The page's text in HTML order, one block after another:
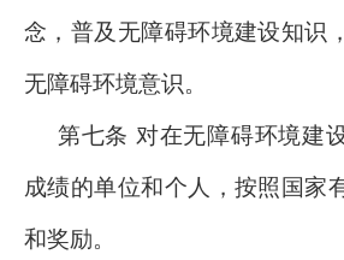
念，普及无障碍环境建设知识
无障碍环境意识。
第七条 对在无障碍环境建
成绩的单位和个人，按照国家
和奖励。